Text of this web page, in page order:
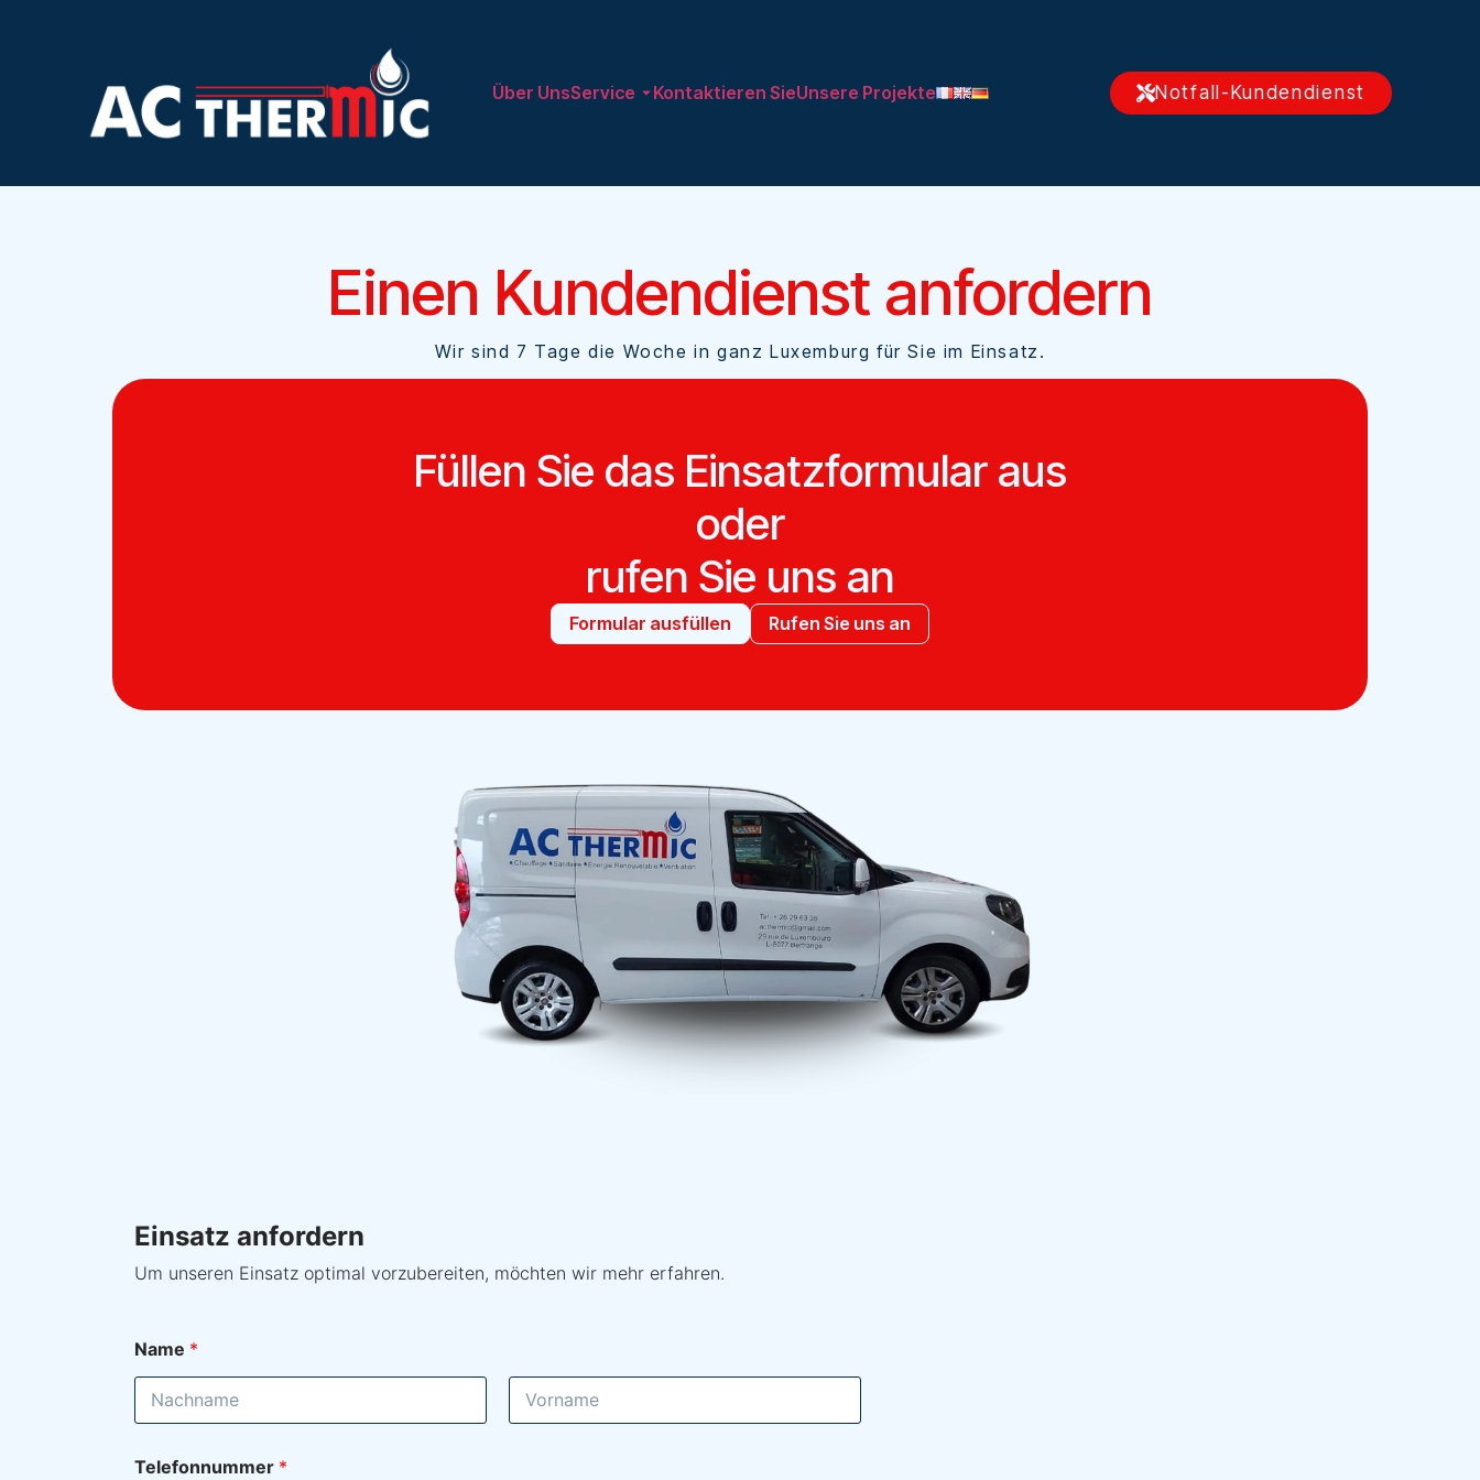
Über UnsService Kontaktieren SieUnsere Projekte Notfall-Kundendienst
Einen Kundendienst anfordern
Wir sind 7 Tage die Woche in ganz Luxemburg für Sie im Einsatz.
Füllen Sie das Einsatzformular aus
oder
rufen Sie uns an
Formular ausfüllen Rufen Sie uns an
Einsatz anfordern
Um unseren Einsatz optimal vorzubereiten, möchten wir mehr erfahren.
Name *
Telefonnummer *